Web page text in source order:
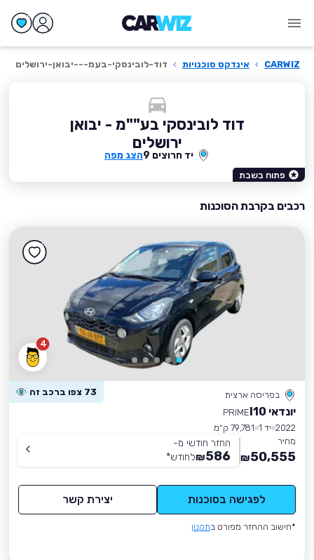
CARWIZ
› אינדקס סוכנויות › דוד-לובינסקי-בעמ---יבואן-ירושלים
דוד לובינסקי בע""מ - יבואן
ירושלים
יד חרוצים 9 הצג מפה
פתוח בשבת
רכבים בקרבת הסוכנות
4
בפריסה ארצית 73 צפו ברכב זה
יונדאי I10
PRIME
2022 יד 1
79,781 ק״מ
מחיר
50,555
₪
החזר חודשי מ-
586
₪לחודש*
לפגישה בסוכנות יצירת קשר
*חישוב ההחזר מפורט בתקנון